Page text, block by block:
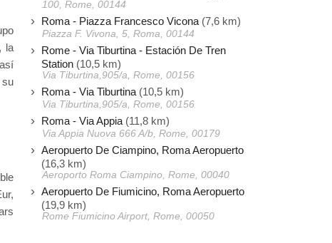
la
100, Rome, 00144
Roma - Piazza Francesco Vicona (7,6 km)
Piazza F. Vivona, 5, Roma, 00144
Rome - Via Tiburtina - Estación De Tren
Station (10,5 km)
Via Tiburtina,905/a, Rome, 00156
Roma - Via Tiburtina (10,5 km)
Via Tiburtina,905/a, Rome, 00156
Roma - Via Appia (11,8 km)
Via Appia Nuova 666 A/b, Rome, 00179
Aeropuerto De Ciampino, Roma Aeropuerto
(16,3 km)
Aeroporto Roma Ciampino, Rome, 00040
Aeropuerto De Fiumicino, Roma Aeropuerto
(19,9 km)
Rome Fiumicino Airport, Rome, 00050